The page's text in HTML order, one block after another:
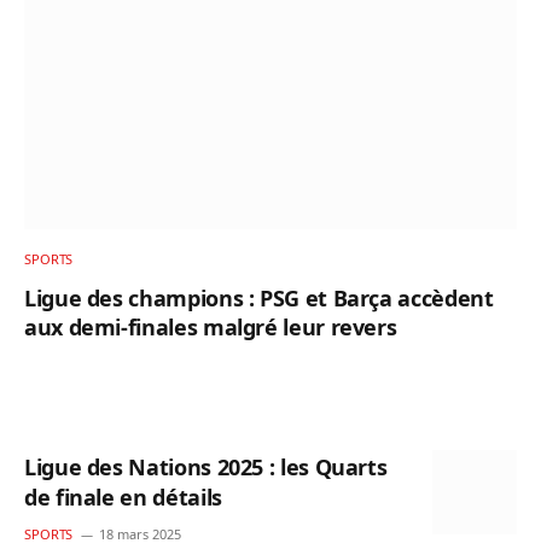
SPORTS
Ligue des champions : PSG et Barça accèdent
aux demi-finales malgré leur revers
Ligue des Nations 2025 : les Quarts
de finale en détails
SPORTS 18 mars 2025